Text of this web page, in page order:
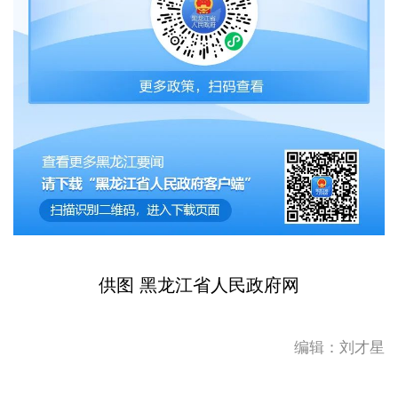
供图 黑龙江省人民政府网
编辑：刘才星